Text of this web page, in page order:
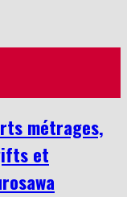
métrages,
et